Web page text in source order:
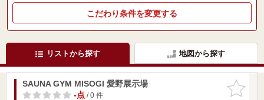
こだわり条件を変更する
リストから探す 地図から探す
お気に入
りに追加
SAUNA GYM MISOGI 愛野展示場
-点/ 0 件